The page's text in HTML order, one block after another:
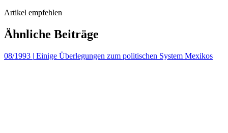
Artikel empfehlen
Ähnliche Beiträge
08/1993 | Einige Überlegungen zum politischen System Mexikos